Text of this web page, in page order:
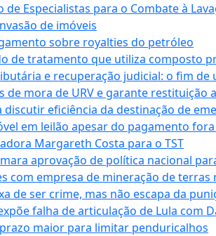
Especialistas para o Combate à
de imóveis
sobre royalties do petróleo
de tratamento que utiliza composto
e recuperação judicial: o fim de
de mora de URV e garante restituição
eficiência da destinação de
em leilão apesar do pagamento
Margareth Costa para o TST
aprovação de política nacional
com empresa de mineração de terras
de ser crime, mas não escapa da
falha de articulação de Lula com
maior para limitar penduricalhos